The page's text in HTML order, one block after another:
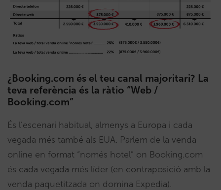
¿Booking.com és el teu canal majoritari? La
teva referència és la ràtio “Web /
Booking.com”
És l’escenari habitual, almenys a Europa i cada
vegada més també als EUA. Parlem de la venda
online en format “només hotel” on Booking.com
és cada vegada més líder (en contraposició amb la
venda paquetitzada on domina Expedia).